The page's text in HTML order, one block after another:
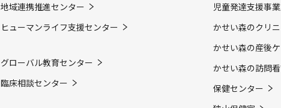
地域連携推進センター
ヒューマンライフ支援センター
グローバル教育センター
臨床相談センター
児童発達支援事
かせい森のクリ
かせい森の産後
かせい森の訪問
保健センター